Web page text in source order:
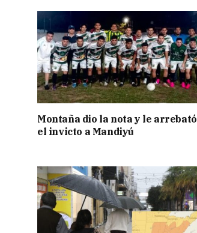
Montaña dio la nota y le arrebató
el invicto a Mandiyú